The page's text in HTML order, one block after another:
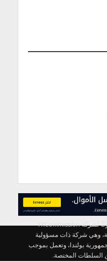
يعد موقع إف إكس ارابيا مملوكًا لشركة FXCommission
وهي شركة ذات مسؤولية
بولندا، وتعمل بموجب
السلطات المختصة.